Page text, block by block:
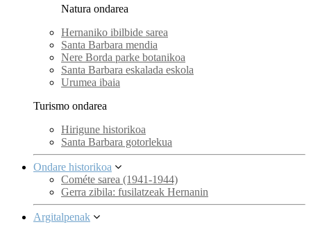
Natura ondarea
Hernaniko ibilbide sarea
Santa Barbara mendia
Nere Borda parke botanikoa
Santa Barbara eskalada eskola
Urumea ibaia
Turismo ondarea
Hirigune historikoa
Santa Barbara gotorlekua
Ondare historikoa
Cométe sarea (1941-1944)
Gerra zibila: fusilatzeak Hernanin
Argitalpenak